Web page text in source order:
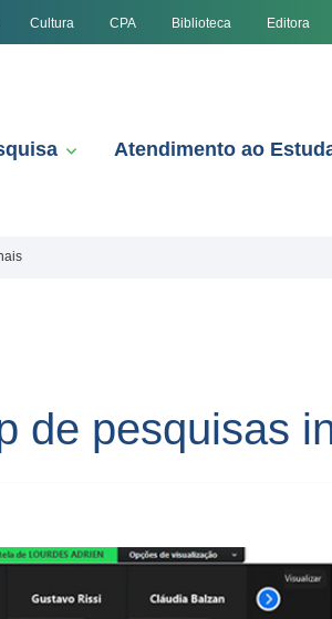
Cultura CPA Biblioteca Editora
Atendimento ao
de pesquisas